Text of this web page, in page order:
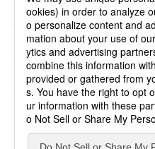
2019年
2018年
2017年